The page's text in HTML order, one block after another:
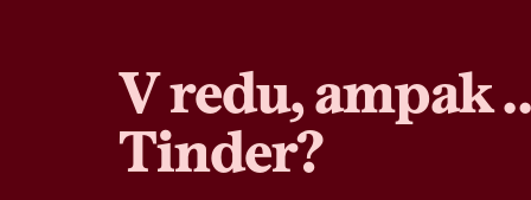
V redu, ampak
Tinder?